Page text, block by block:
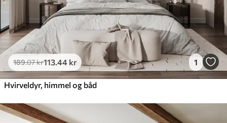
189.07kr113 .44 kr 1
Hvirveldyr, himmel og båd